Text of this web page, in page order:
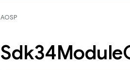
AOSP
Sdk34Module